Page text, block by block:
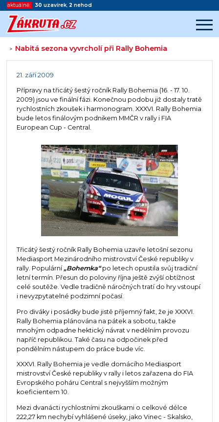
aktuálně: 30 uzavírek, 2 nehod
> Nabitá sezona vyvrcholí při Rally Bohemia
Začátek reklamy
21. září 2009
Přípravy na třicátý šestý ročník Rally Bohemia (16. - 17. 10.
2009) jsou ve finální fázi. Konečnou podobu již dostaly tratě
rychlostních zkoušek i harmonogram. XXXVI. Rally Bohemia
bude letos finálovým podnikem MMČR v rally i FIA
European Cup - Central.
Třicátý šestý ročník Rally Bohemia uzavře letošní sezonu
Mediasport Mezinárodního mistrovství České republiky v
rally. Populární „Bohemka“po letech opustila svůj tradiční
letní termín. Přesun do poloviny října ještě zvýší obtížnost
celé soutěže. Vedle tradičně náročných tratí do hry vstoupí
i nevyzpytatelné podzimní počasí.
Pro diváky i posádky bude jistě příjemný fakt, že je XXXVI.
Rally Bohemia plánována na pátek a sobotu, takže
mnohým odpadne hektický návrat v nedělním provozu
napříč republikou. Také času na odpočinek před
pondělním nástupem do práce bude víc.
XXXVI. Rally Bohemia je vedle domácího Mediasport
mistrovství České republiky v rally i letos zařazena do FIA
Evropského poháru Central s nejvyšším možným
koeficientem 10.
Mezi dvanácti rychlostními zkouškami o celkové délce
222,27 km nechybí vyhlášené úseky, jako Vinec - Skalsko,